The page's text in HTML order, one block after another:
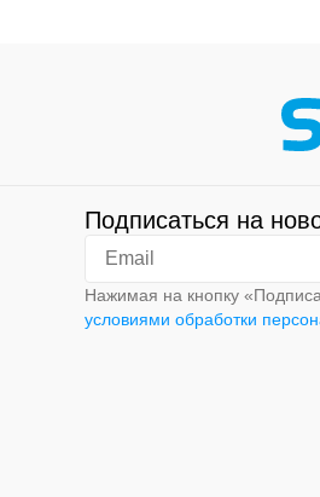
Подписаться на
Нажимая на кнопку
условиями обработки